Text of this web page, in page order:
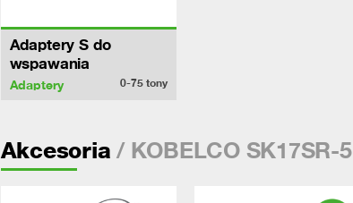
Adaptery S do
wspawania
Adaptery 0-75tony
Akcesoria / KOBELCO SK17SR-5